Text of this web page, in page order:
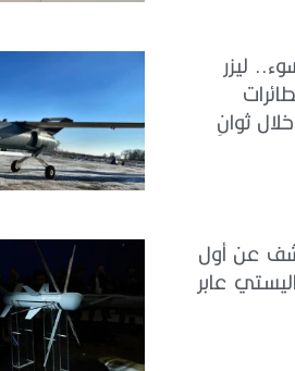
ليزر
ثوانٍ
عن أول
عابر